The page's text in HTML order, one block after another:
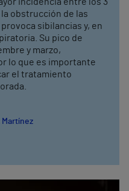
obstrucción de las
sibilancias y, en
Su pico de
y marzo,
lo que es importante
el tratamiento